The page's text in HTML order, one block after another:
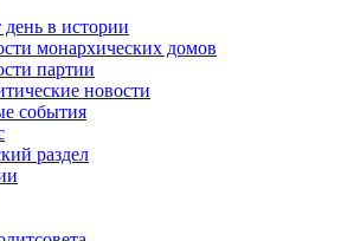
день в истории
монархических домов
партии
новости
события
раздел